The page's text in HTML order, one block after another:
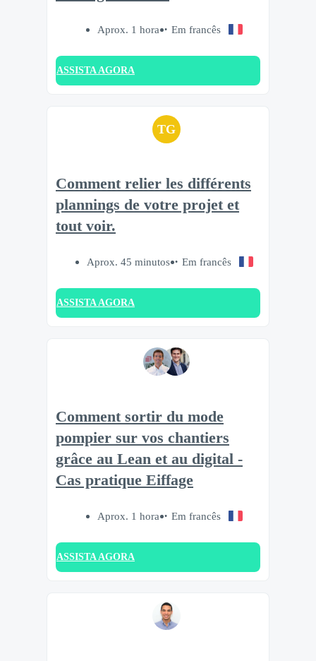
Aprox. 1 hora Em francês
ASSISTA AGORA
TG
Comment relier les différents
plannings de votre projet et
tout voir.
Aprox. 45 minutos Em francês
ASSISTA AGORA
Comment sortir du mode
pompier sur vos chantiers
grâce au Lean et au digital -
Cas pratique Eiffage
Aprox. 1 hora Em francês
ASSISTA AGORA